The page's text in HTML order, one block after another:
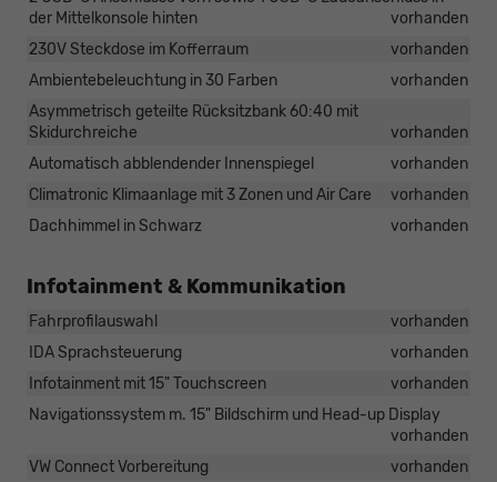
der Mittelkonsole hinten
vorhanden
230V Steckdose im Kofferraum
vorhanden
Ambientebeleuchtung in 30 Farben
vorhanden
Asymmetrisch geteilte Rücksitzbank 60:40 mit
Skidurchreiche
vorhanden
Automatisch abblendender Innenspiegel
vorhanden
Climatronic Klimaanlage mit 3 Zonen und Air Care
vorhanden
Dachhimmel in Schwarz
vorhanden
Infotainment & Kommunikation
Fahrprofilauswahl
vorhanden
IDA Sprachsteuerung
vorhanden
Infotainment mit 15" Touchscreen
vorhanden
Navigationssystem m. 15" Bildschirm und Head-up Display
vorhanden
VW Connect Vorbereitung
vorhanden